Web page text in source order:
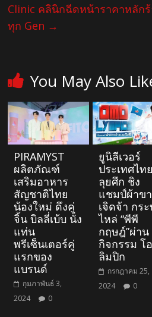
Clinic คลินิกฉีดหน้าราคาหลัก
ทุก Gen →
You May Also
PIRAMYST
ผลิตภัณฑ์
เสริมอาหาร
สัญชาติไทย
น้องใหม่ ดึงคู่
จิ้น บิลลี่เบ้บ นั่ง
แท่น
พรีเซ็นเตอร์คู่
แรกของ
แบรนด์
กุมภาพันธ์ 3,
2024
0
ยูนิลีเวอร์
ประเทศไทย
ลุยศึก ชิง
แชมป์ผ้าข
เจิดจ้า กร
ไหล่ “พีพี
กฤษฎ์”ผ่าน
กิจกรรม โ
ลิมปิก
กรกฎาคม 25,
2024
0